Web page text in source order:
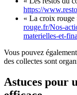
https://
« La croix rouge
rouge.fr/Nos-
materielles-et-
Vous pouvez
des collectes sont
Astuces pour